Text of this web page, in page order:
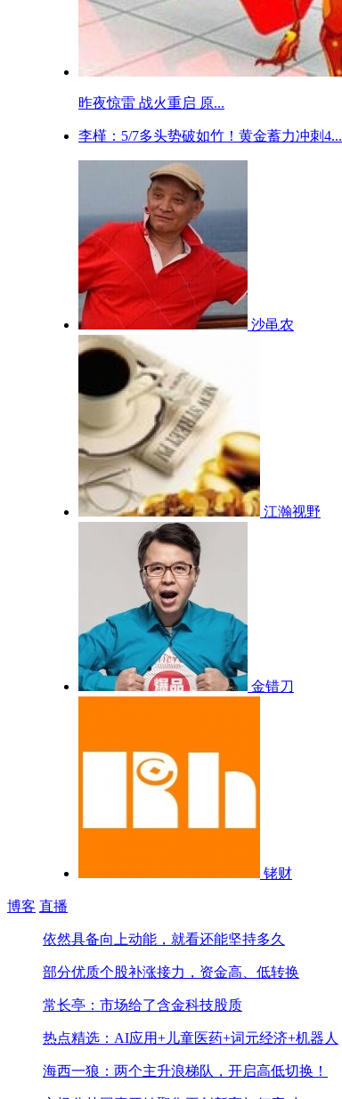
昨夜惊雷 战火重启 原...
李槿：5/7多头势破如竹！黄金蓄力冲刺4...
沙黾农
江瀚视野
金错刀
铑财
博客 直播
依然具备向上动能，就看还能坚持多久
部分优质个股补涨接力，资金高、低转换
常长亭：市场给了含金科技股质
热点精选：AI应用+儿童医药+词元经济+机器人
海西一狼：两个主升浪梯队，开启高低切换！